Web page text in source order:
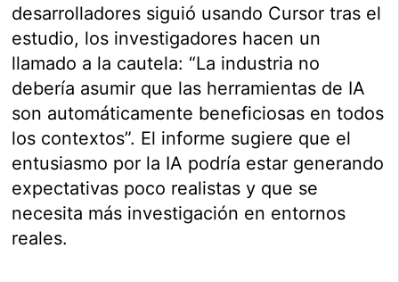
desarrolladores siguió usando Cursor tras el
estudio, los investigadores hacen un
llamado a la cautela: “La industria no
debería asumir que las herramientas de IA
son automáticamente beneficiosas en todos
los contextos”. El informe sugiere que el
entusiasmo por la IA podría estar generando
expectativas poco realistas y que se
necesita más investigación en entornos
reales.